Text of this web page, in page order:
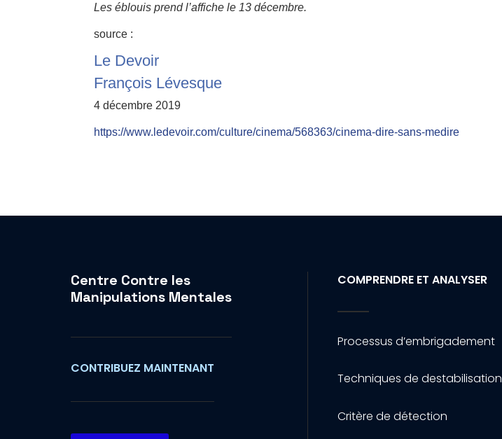
Les éblouis prend l’affiche le 13 décembre.
source :
Le Devoir
François Lévesque
4 décembre 2019
https://www.ledevoir.com/culture/cinema/568363/cinema-dire-sans-medire
Centre Contre les
Manipulations Mentales
CONTRIBUEZ MAINTENANT
COMPRENDRE ET ANALYSER
Processus d’embrigadement
Techniques de destabilisation
Critère de détection